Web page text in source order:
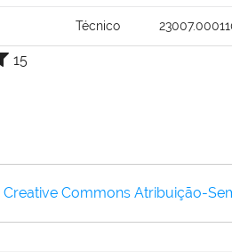
Técnico
15
Creative Commons Atribuição-